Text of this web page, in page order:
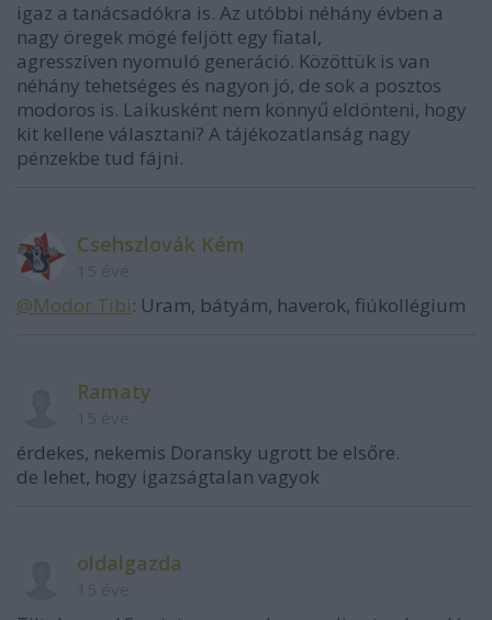
igaz a tanácsadókra is. Az utóbbi néhány évben a
nagy öregek mögé feljött egy fiatal,
agresszíven nyomuló generáció. Közöttük is van
néhány tehetséges és nagyon jó, de sok a posztos
modoros is. Laikusként nem könnyű eldönteni, hogy
kit kellene választani? A tájékozatlanság nagy
pénzekbe tud fájni.
Csehszlovák Kém
@Modor Tibi: Uram, bátyám, haverok, fiúkollégium
Ramaty
érdekes, nekemis Doransky ugrott be elsőre.
de lehet, hogy igazságtalan vagyok
oldalgazda